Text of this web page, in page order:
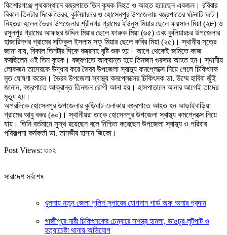
কিশোরগঞ্জে পৃথকস্থানে বজ্রপাতে তিন কৃষক নিহত ও আহত হয়েছেন একজন। রবিবার
বিকাল তিনটার দিকে ভৈরব, কুলিয়ারচর ও হোসেনপুর উপজেলায় বজ্রপাতের ঘটনাটি ঘটে।
নিহতরা হলেন ভৈরব উপজেলার শ্রীনগর গ্রামের ইউনুস মিয়ার ছেলে ফয়সাল মিয়া (২৮) ও
রসুলপুর গ্রামের আফছর উদ্দিন মিয়ার ছেলে ফারুক মিয়া (৬৫) এবং কুলিয়ারচর উপজেলার
হাজারিনগর গ্রামের সফিকুল ইসলাম সফু মিয়ার ছেলে কবির মিয়া (২৫)। স্থানীয় সূত্রে
জানা যায়, বিকাল তিনটার দিকে বজ্রসহ বৃষ্টি শুরু হয়। আগে থেকেই জমিতে কাজ
করছিলেন ওই তিন কৃষক। বজ্রপাতে আক্রান্ত হয়ে তিনজন গুরুতর আহত হন। স্থানীয়
লোকজন তাদেরকে উদ্ধার করে ভৈরব উপজেলা স্বাস্থ্য কমপ্লেক্সে নিয়ে গেলে চিকিৎসক
মৃত ঘোষণা করেন। ভৈরব উপজেলা স্বাস্থ্য কমপ্লেক্সের চিকিৎসক ডা. উম্মে হাবিবা জুঁই
জানান, বজ্রপাতে আক্রান্ত তিনজন রোগী আনা হয়। হাসপাতালে আনার আগেই তাদের
মৃত্যু হয়।
অপরদিকে হোসেনপুর উপজেলার কুড়িঘাট এলাকায় বজ্রপাতে আহত হন আড়াইবাড়িয়া
গ্রামের আবু বকর (৬০)। স্থানীয়রা তাকে হোসেনপুর উপজেলা স্বাস্থ্য কমপ্লেক্সে নিয়ে
যায়। তিনি বর্তমানে সুস্থ রয়েছেন বলে নিশ্চিত করেছেন উপজেলা স্বাস্থ্য ও পরিবার
পরিকল্পনা কর্মকর্তা ডা. তানভীর হাসান জিকো।
Post Views: ৩০২
সারাদেশ সর্বশেষ
খুলনায় নতুন জেলা পুলিশ সুপারের যোগদান গার্ড অফ অনার প্রদান
গাজীপুরে নারী চিকিৎসকের চেম্বারে সশস্ত্র হামলা, ভাঙচুর-লুটপাট ও
হত্যাচেষ্টা থানায় অভিযোগ